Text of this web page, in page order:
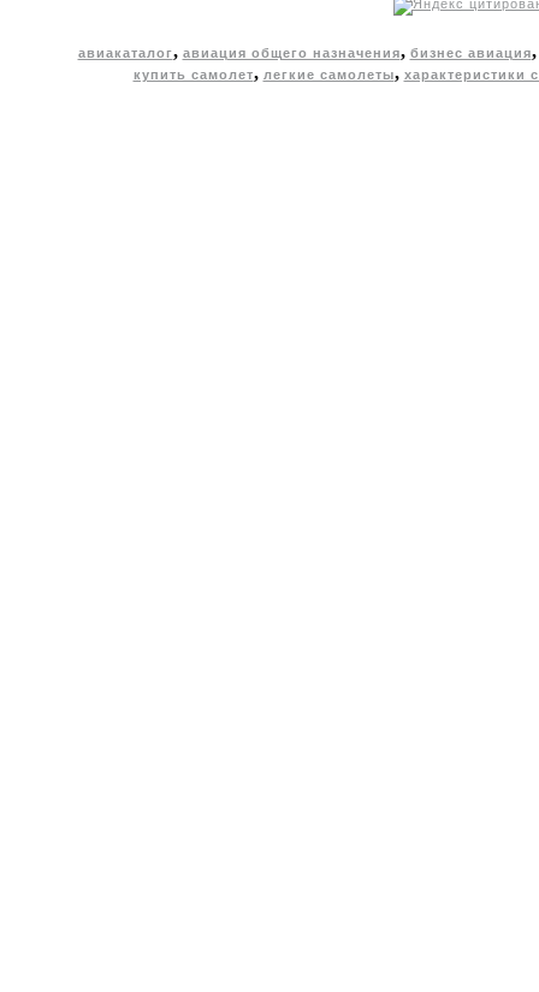
авиакаталог, авиация общего назначения, бизнес авиация
купить самолет, легкие самолеты, характеристики